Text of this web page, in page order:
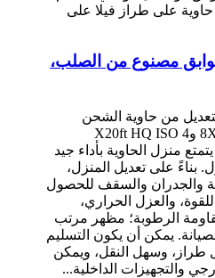
مصنوع من الصلب،
من حاوية الشحن
القياسية 8X 40ft HQ و4 X20ft HQ ISO
منزل الحاوية بأداء جيد
بناءً على تعديل المنزل،
والجدران والسقف للحصول
والعزل الحراري،
الرطوبة؛ مظهر مرتب
يمكن أن يكون التسليم
طراز، وسهل النقل، ويمكن
والتجهيزات الداخلية...